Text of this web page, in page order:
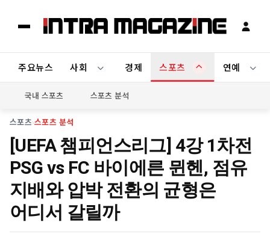
주요뉴스 사회 경제 스포츠 연예
국내 스포츠 스포츠 분석
스포츠›스포츠 분석
[UEFA 챔피언스리그] 4강 1차전
PSG vs FC 바이에른 뮌헨, 점유
지배와 압박 전환의 균형은
어디서 갈릴까